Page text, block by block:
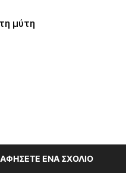
μύτη
ΑΦΉΣΕΤΕ ΈΝΑ ΣΧΌΛΙΟ